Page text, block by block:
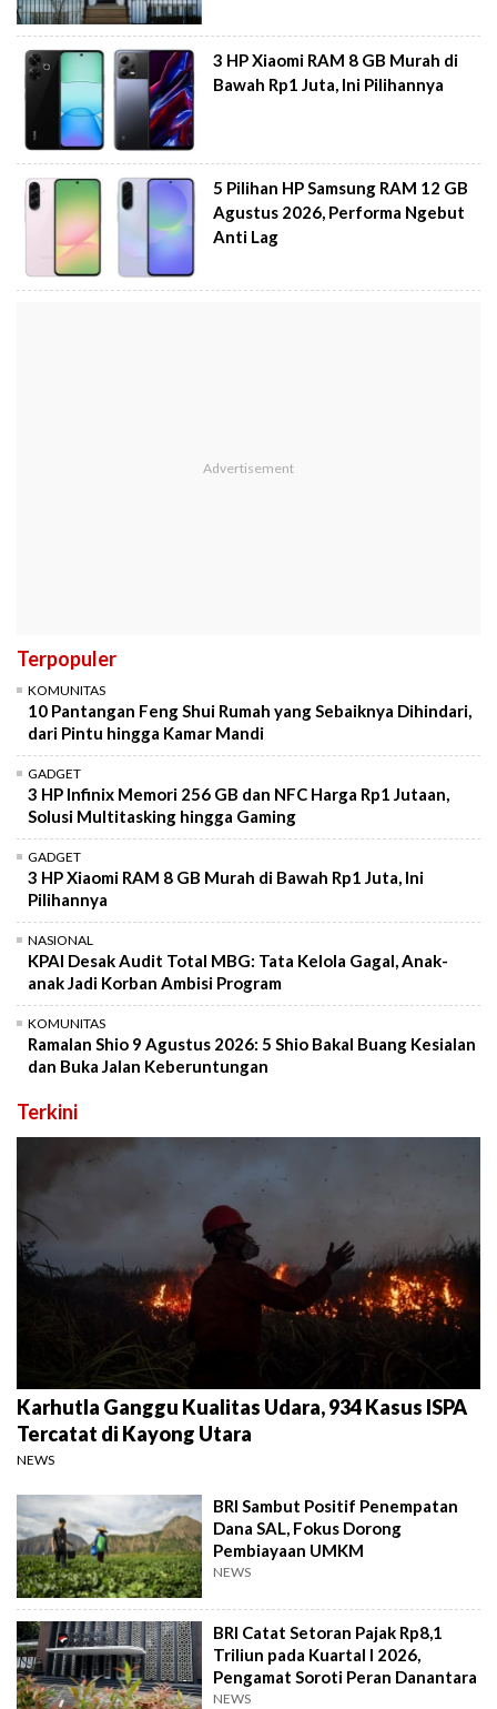
3 HP Xiaomi RAM 8 GB Murah di
Bawah Rp1 Juta, Ini Pilihannya
5 Pilihan HP Samsung RAM 12 GB
Agustus 2026, Performa Ngebut
Anti Lag
Terpopuler
KOMUNITAS
10 Pantangan Feng Shui Rumah yang Sebaiknya Dihindari,
dari Pintu hingga Kamar Mandi
GADGET
3 HP Infinix Memori 256 GB dan NFC Harga Rp1 Jutaan,
Solusi Multitasking hingga Gaming
GADGET
3 HP Xiaomi RAM 8 GB Murah di Bawah Rp1 Juta, Ini
Pilihannya
NASIONAL
KPAI Desak Audit Total MBG: Tata Kelola Gagal, Anak-
anak Jadi Korban Ambisi Program
KOMUNITAS
Ramalan Shio 9 Agustus 2026: 5 Shio Bakal Buang Kesialan
dan Buka Jalan Keberuntungan
Terkini
Karhutla Ganggu Kualitas Udara, 934 Kasus ISPA
Tercatat di Kayong Utara
NEWS
BRI Sambut Positif Penempatan
Dana SAL, Fokus Dorong
Pembiayaan UMKM
NEWS
BRI Catat Setoran Pajak Rp8,1
Triliun pada Kuartal I 2026,
Pengamat Soroti Peran Danantara
NEWS